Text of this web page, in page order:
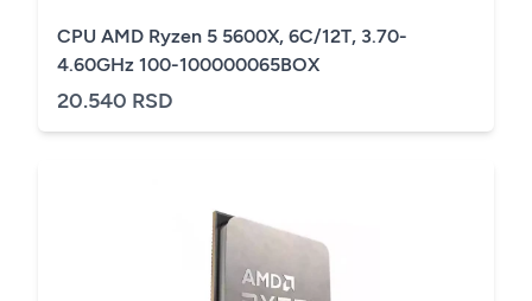
CPU AMD Ryzen 5 5600X, 6C/12T, 3.70-
4.60GHz 100-100000065BOX
20.540 RSD